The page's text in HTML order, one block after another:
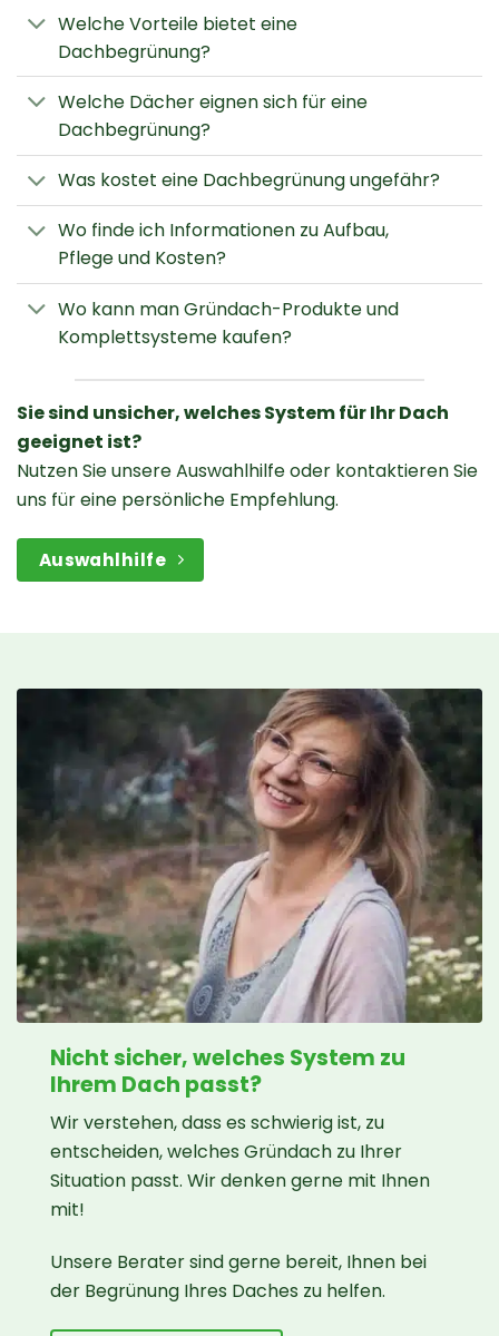
Welche Vorteile bietet eine
Dachbegrünung?
Welche Dächer eignen sich für eine
Dachbegrünung?
Was kostet eine Dachbegrünung ungefähr?
Wo finde ich Informationen zu Aufbau,
Pflege und Kosten?
Wo kann man Gründach-Produkte und
Komplettsysteme kaufen?
Sie sind unsicher, welches System für Ihr Dach
geeignet ist?
Nutzen Sie unsere Auswahlhilfe oder kontaktieren Sie
uns für eine persönliche Empfehlung.
Auswahlhilfe
Nicht sicher, welches System zu
Ihrem Dach passt?
Wir verstehen, dass es schwierig ist, zu
entscheiden, welches Gründach zu Ihrer
Situation passt. Wir denken gerne mit Ihnen
mit!
Unsere Berater sind gerne bereit, Ihnen bei
der Begrünung Ihres Daches zu helfen.